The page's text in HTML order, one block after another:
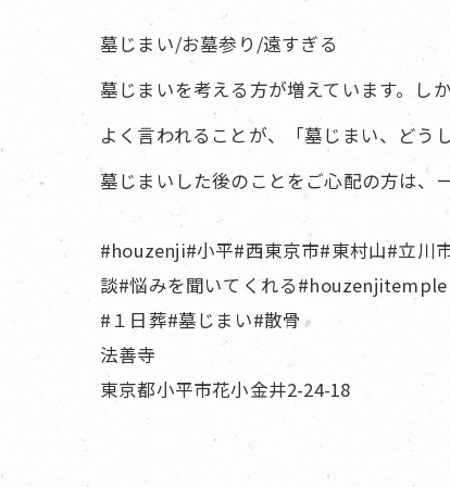
墓じまい/お墓参り/遠すぎる
墓じまいを考える方が増えています。し
よく言われることが、「墓じまい、どう
墓じまいした後のことをご心配の方は、
#houzenji#小平#西東京市#東村山#立川
談#悩みを聞いてくれる#houzenjitemple
#１日葬#墓じまい#散骨
法善寺
東京都小平市花小金井2-24-18